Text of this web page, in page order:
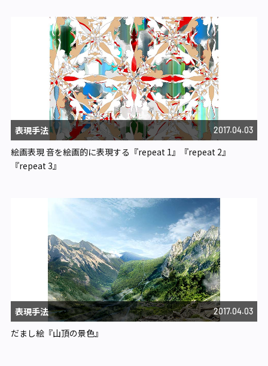
表現手法 2017.04.03
絵画表現 音を絵画的に表現する『repeat 1』『repeat 2』
『repeat 3』
表現手法 2017.04.03
だまし絵『山頂の景色』